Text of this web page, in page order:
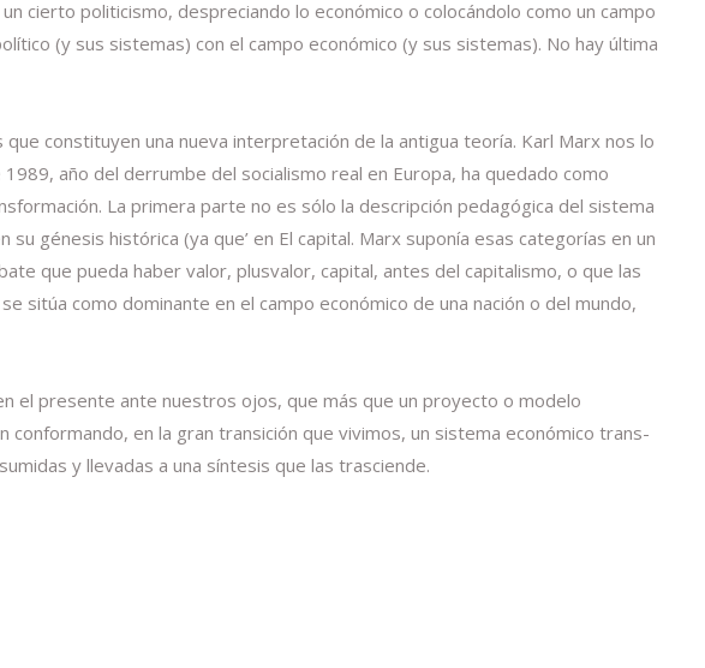
cierto politicismo, despreciando lo económico o colocándolo como un campo
(y sus sistemas) con el campo económico (y sus sistemas). No hay última
constituyen una nueva interpretación de la antigua teoría. Karl Marx nos lo
año del derrumbe del socialismo real en Europa, ha quedado como
La primera parte no es sólo la descripción pedagógica del sistema
génesis histórica (ya que’ en El capital. Marx suponía esas categorías en un
que pueda haber valor, plusvalor, capital, antes del capitalismo, o que las
sitúa como dominante en el campo económico de una nación o del mundo,
el presente ante nuestros ojos, que más que un proyecto o modelo
en la gran transición que vivimos, un sistema económico trans-
y llevadas a una síntesis que las trasciende.